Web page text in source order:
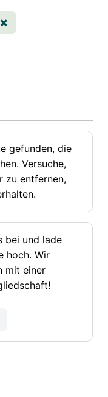
gefunden, die
Versuche,
zu entfernen,
bei und lade
hoch. Wir
mit einer